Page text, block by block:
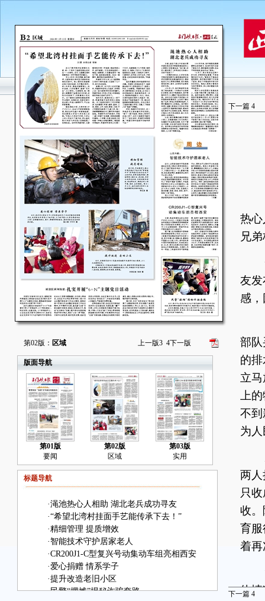
第02版： 区域 上一版3 4下一版
版面导航
第01版
要闻
第02版
区域
第03版
实用
标题导航
·渑池热心人相助 湖北老兵成功寻友
·“希望北湾村挂面手艺能传承下去！”
·精细管理 提质增效
·智能技术守护居家老人
·CR200J1-C型复兴号动集动车组亮相西安
·爱心捐赠 情系学子
·提升改造老旧小区
·民警“摆摊”揭秘诈骗套路
下一篇 4
热心
兄
友
感
部
的
立
上
不
为
两
只
收
育
着
体情
下一篇 4